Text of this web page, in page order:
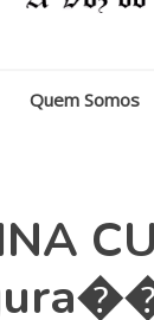
Quem Somos